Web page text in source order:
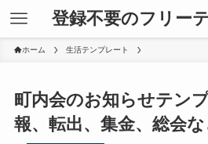
登録不要のフリー
ホーム 生活テンプレート
町内会のお知らせテン
報、転出、集金、総会